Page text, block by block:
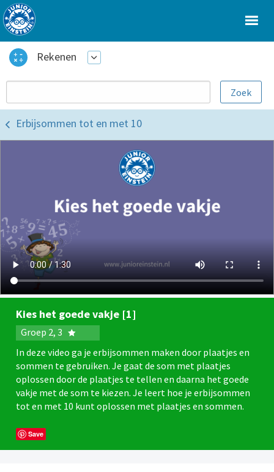
Rekenen
Erbijsommen tot en met 10
Kies het goede vakje [1]
Groep 2, 3
In deze video ga je erbijsommen maken door plaatjes en
sommen te gebruiken. Je gaat de som met plaatjes
oplossen door de plaatjes te tellen en daarna het goede
vakje met de som te kiezen. Je leert hoe je erbijsommen
tot en met 10 kunt oplossen met plaatjes en sommen.
Save